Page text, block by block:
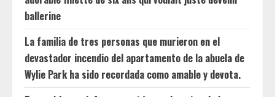
ballerine
La familia de tres personas que murieron en el
devastador incendio del apartamento de la abuela de
Wylie Park ha sido recordada como amable y devota.